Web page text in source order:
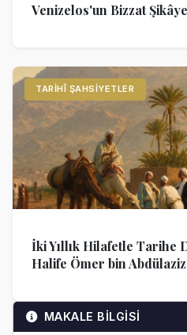
Venizelos'un Bizzat
TARIHÎ ŞAHSIYETLER
İki Yıllık Hilafetle Tarihe
Halife Ömer bin
MAKALE BİLGİSİ